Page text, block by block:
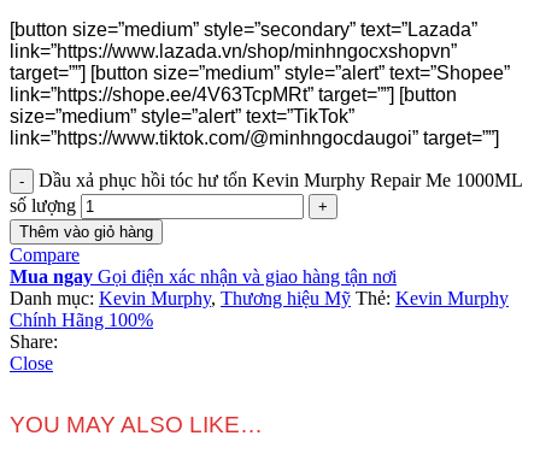
[button size=”medium” style=”secondary” text=”Lazada”
link=”https://www.lazada.vn/shop/minhngocxshopvn”
target=””] [button size=”medium” style=”alert” text=”Shopee”
link=”https://shope.ee/4V63TcpMRt” target=””] [button
size=”medium” style=”alert” text=”TikTok”
link=”https://www.tiktok.com/@minhngocdaugoi” target=””]
Dầu xả phục hồi tóc hư tổn Kevin Murphy Repair Me 1000ML
số lượng
Thêm vào giỏ hàng
Compare
Mua ngay Gọi điện xác nhận và giao hàng tận nơi
Danh mục: Kevin Murphy, Thương hiệu Mỹ Thẻ: Kevin Murphy
Chính Hãng 100%
Share:
Close
YOU MAY ALSO LIKE…